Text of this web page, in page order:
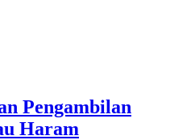
Pengambilan
Haram